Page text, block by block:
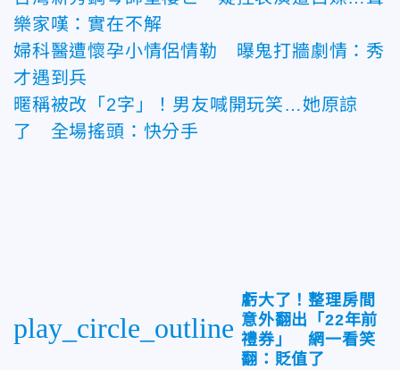
樂家嘆：實在不解
婦科醫遭懷孕小情侶情勒 曝鬼打牆劇情：秀
才遇到兵
暱稱被改「2字」！男友喊開玩笑…她原諒
了 全場搖頭：快分手
play_circle_outline
虧大了！整理房間
意外翻出「22年前
禮券」 網一看笑
翻：貶值了